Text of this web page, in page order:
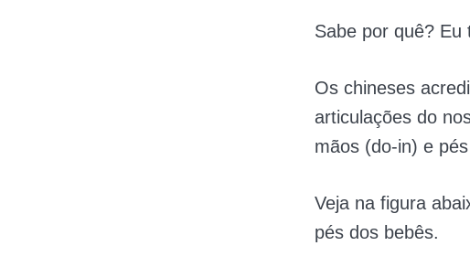
Sabe por quê? Eu
Os chineses
articulações do
mãos (do-in) e
Veja na figura
pés dos bebês.